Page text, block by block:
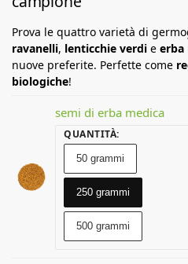
Prova le quattro varietà di
ravanelli, lenticchie verdi e erba
nuove preferite. Perfette come
biologiche!
semi di erba medica
QUANTITÀ:
50 grammi
250 grammi
500 grammi